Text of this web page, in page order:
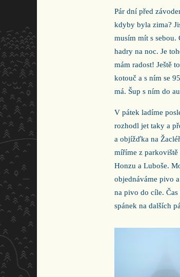
Pár dní před
kdyby byla zima?
musím mít s sebou.
hadry na noc. Je
mám radost! Ještě
kotouč a s ním se
má. Šup s ním do
V pátek ladíme
rozhodl jet taky a
a objížďka na
míříme z
Honzu a Luboše.
objednáváme pivo
na pivo do cíle. Čas
spánek na dalších